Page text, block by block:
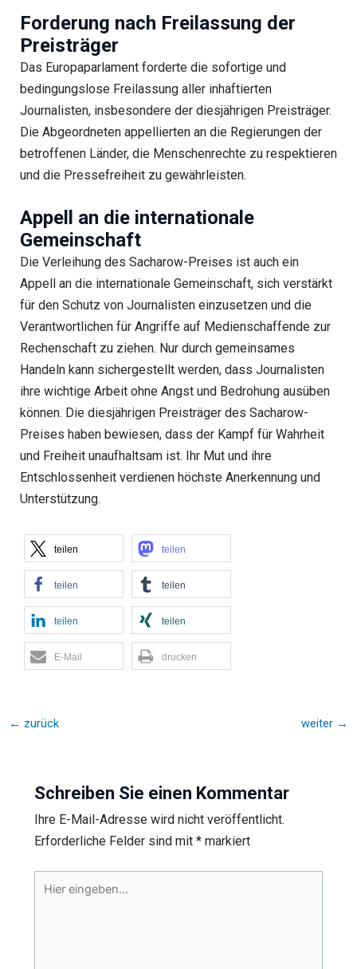
Forderung nach Freilassung der
Preisträger
Das Europaparlament forderte die sofortige und
bedingungslose Freilassung aller inhaftierten
Journalisten, insbesondere der diesjährigen Preisträger.
Die Abgeordneten appellierten an die Regierungen der
betroffenen Länder, die Menschenrechte zu respektieren
und die Pressefreiheit zu gewährleisten.
Appell an die internationale
Gemeinschaft
Die Verleihung des Sacharow-Preises ist auch ein
Appell an die internationale Gemeinschaft, sich verstärkt
für den Schutz von Journalisten einzusetzen und die
Verantwortlichen für Angriffe auf Medienschaffende zur
Rechenschaft zu ziehen. Nur durch gemeinsames
Handeln kann sichergestellt werden, dass Journalisten
ihre wichtige Arbeit ohne Angst und Bedrohung ausüben
können. Die diesjährigen Preisträger des Sacharow-
Preises haben bewiesen, dass der Kampf für Wahrheit
und Freiheit unaufhaltsam ist. Ihr Mut und ihre
Entschlossenheit verdienen höchste Anerkennung und
Unterstützung.
teilen teilen
teilen teilen
teilen teilen
E-Mail drucken
← zurück weiter →
Schreiben Sie einen Kommentar
Ihre E-Mail-Adresse wird nicht veröffentlicht.
Erforderliche Felder sind mit *markiert